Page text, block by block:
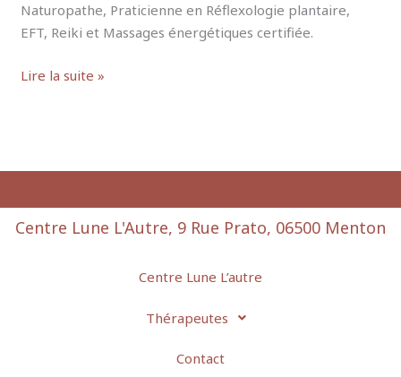
Naturopathe, Praticienne en Réflexologie plantaire,
EFT, Reiki et Massages énergétiques certifiée.
Lire la suite »
Centre Lune L'Autre, 9 Rue Prato, 06500 Menton
Centre Lune L’autre
Thérapeutes
Contact